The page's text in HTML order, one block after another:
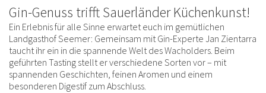
Gin-Genuss trifft Sauerländer Küchenkunst!
Ein Erlebnis für alle Sinne erwartet euch im gemütlichen
Landgasthof Seemer: Gemeinsam mit Gin-Experte Jan Zientarra
taucht ihr ein in die spannende Welt des Wacholders. Beim
geführten Tasting stellt er verschiedene Sorten vor – mit
spannenden Geschichten, feinen Aromen und einem
besonderen Digestif zum Abschluss.